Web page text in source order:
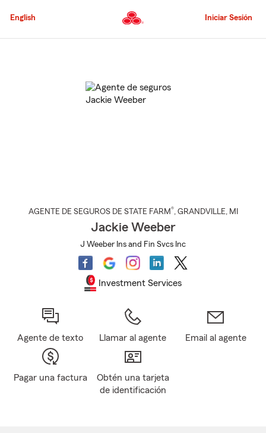
al
principal
English Iniciar Sesión
AGENTE DE SEGUROS DE STATE FARM®, GRANDVILLE, MI
Jackie Weeber
J Weeber Ins and Fin Svcs Inc
Investment Services
Agente de texto Llamar al agente Email al agente
Pagar una factura
Obtén una tarjeta
de identificación